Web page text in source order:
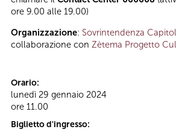
ore 9.00 alle 19.00)
Organizzazione: Sovrintendenza
collaborazione con Zètema Progetto
Orario:
lunedì 29 gennaio 2024
ore 11.00
Biglietto d'ingresso: